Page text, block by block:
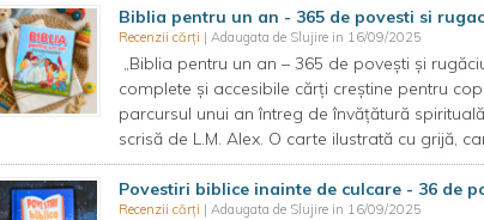
Biblia pentru un an - 365 de povesti si
Recenzii cărți | Adaugata de Slujire in 16/09/2025
„Biblia pentru un an – 365 de povești și
complete și accesibile cărți creștine pentru
parcursul unui an întreg de învățătură
scrisă de L.M. Alex. O carte ilustrată cu grijă,
Povestiri biblice inainte de culcare - 36 de
Recenzii cărți | Adaugata de Slujire in 16/09/2025